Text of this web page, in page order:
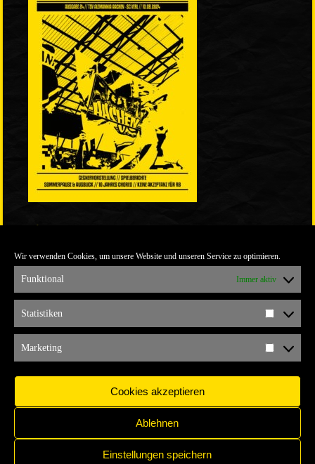
Wir verwenden Cookies, um unsere Website und unseren Service zu optimieren.
Funktional Immer aktiv
Statistiken
Marketing
Cookies akzeptieren
Ablehnen
Einstellungen speichern
ULTRABLOG DER YELLOW CONNECTION
ALEMANNIA VERKAUFT MAN NICHT
ARCHIV
ARCHIV